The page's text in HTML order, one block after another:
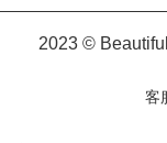
2023 ©
客